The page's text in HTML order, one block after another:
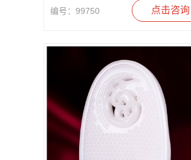
编号：99750 点击咨询